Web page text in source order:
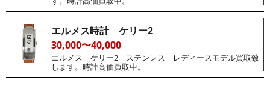
エルメス時計 ケリー2
30,000〜40,000
エルメス ケリー2 ステンレス レディースモデル買取致
します。時計高価買取中。